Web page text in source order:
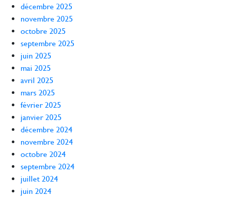
décembre 2025
novembre 2025
octobre 2025
septembre 2025
juin 2025
mai 2025
avril 2025
mars 2025
février 2025
janvier 2025
décembre 2024
novembre 2024
octobre 2024
septembre 2024
juillet 2024
juin 2024